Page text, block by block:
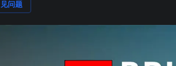
问题